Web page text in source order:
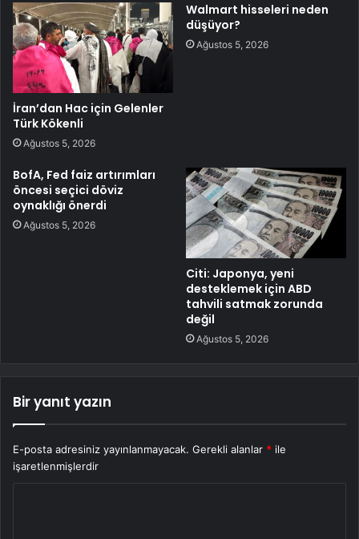
İran’dan Hac için Gelenler
Türk Kökenli
Ağustos 5, 2026
Walmart hisseleri neden
düşüyor?
Ağustos 5, 2026
BofA, Fed faiz artırımları
öncesi seçici döviz
oynaklığı önerdi
Ağustos 5, 2026
Citi: Japonya, yeni
desteklemek için ABD
tahvili satmak zorunda
değil
Ağustos 5, 2026
Bir yanıt yazın
E-posta adresiniz yayınlanmayacak. Gerekli alanlar * ile
işaretlenmişlerdir